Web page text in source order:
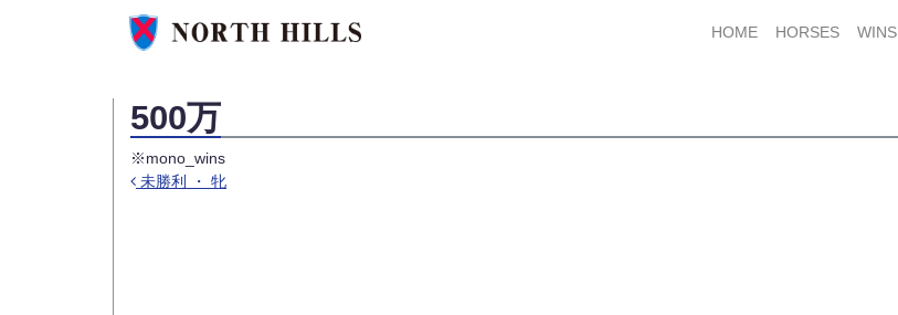
HOME
HORSES WINS
500万
※mono_wins
未勝利 ・ 牝